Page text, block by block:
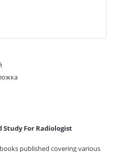
Study For Radiologist
published covering various